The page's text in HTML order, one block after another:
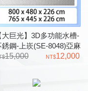
大巨光】3D多功能水槽-
銹鋼-上崁(SE-8048)亞麻
1.1mm
15,000 12,000